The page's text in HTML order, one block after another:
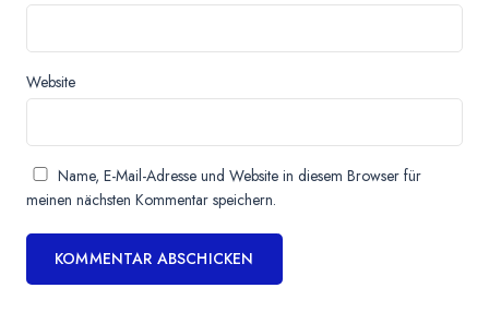
Website
Name, E-Mail-Adresse und Website in diesem Browser für
meinen nächsten Kommentar speichern.